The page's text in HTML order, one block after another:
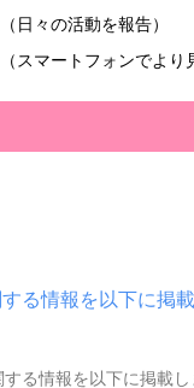
（日々の活動を報告）
（スマートフォンでより
る情報を以下に掲載し